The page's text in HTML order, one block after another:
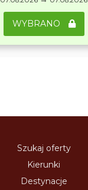
WYBRANO
Szukaj oferty
Kierunki
Destynacje